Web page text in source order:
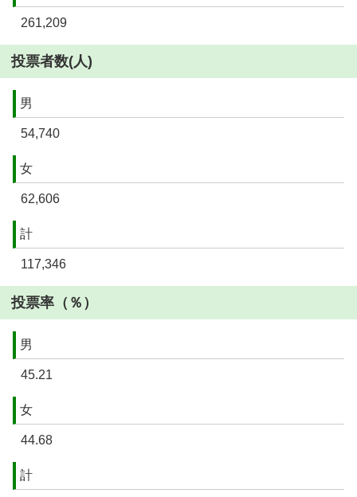
261,209
投票者数(人)
男
54,740
女
62,606
計
117,346
投票率（％）
男
45.21
女
44.68
計